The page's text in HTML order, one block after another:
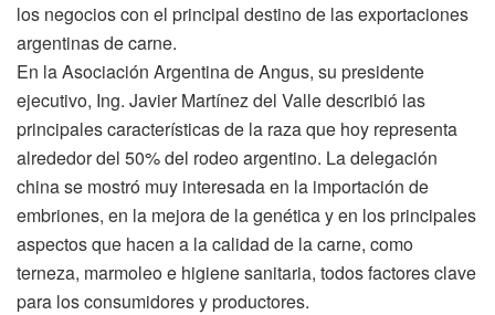
los negocios con el principal destino de las exportaciones
argentinas de carne.
En la Asociación Argentina de Angus, su presidente
ejecutivo, Ing. Javier Martínez del Valle describió las
principales características de la raza que hoy representa
alrededor del 50% del rodeo argentino. La delegación
china se mostró muy interesada en la importación de
embriones, en la mejora de la genética y en los principales
aspectos que hacen a la calidad de la carne, como
terneza, marmoleo e higiene sanitaria, todos factores clave
para los consumidores y productores.